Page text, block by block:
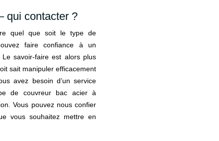
qui contacter ?
quel que soit le type de
faire confiance à un
savoir-faire est alors plus
sait manipuler efficacement
avez besoin d’un service
de couvreur bac acier à
Vous pouvez nous confier
vous souhaitez mettre en